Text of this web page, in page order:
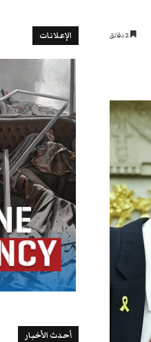
الإعلانات
أحدث الأخبار